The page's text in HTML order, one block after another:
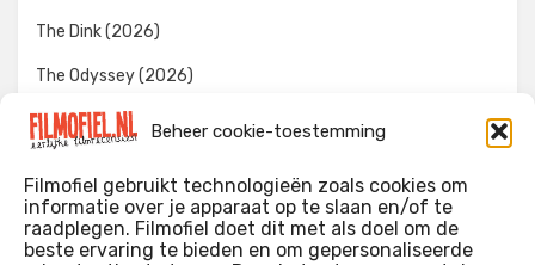
Beheer cookie-toestemming
Filmofiel gebruikt technologieën zoals cookies om
informatie over je apparaat op te slaan en/of te
raadplegen. Filmofiel doet dit met als doel om de
beste ervaring te bieden en om gepersonaliseerde
The Dink (2026)
The Odyssey (2026)
Evil Dead Burn (2026)